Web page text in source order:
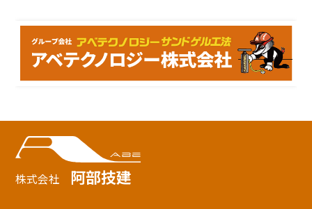
株式会社 阿部技建